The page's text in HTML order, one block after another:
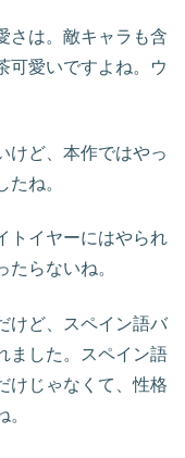
さは。敵キャラも含
可愛いですよね。ウ
けど、本作ではやっ
ね。
トイヤーにはやられ
らないね。
けど、スペイン語バ
ました。スペイン語
けじゃなくて、性格